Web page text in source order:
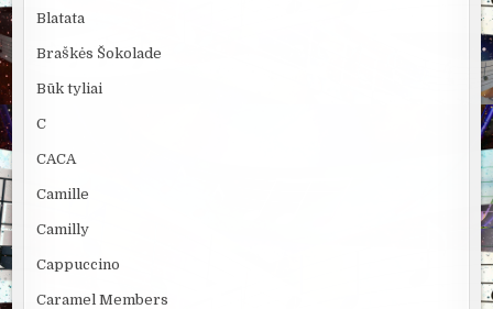
Blatata
Braškės Šokolade
Būk tyliai
C
CACA
Camille
Camilly
Cappuccino
Caramel Members